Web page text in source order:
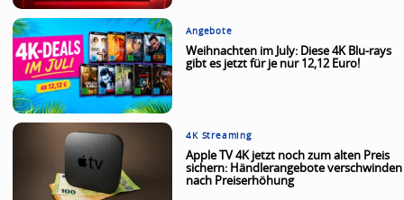
Angebote
Weihnachten im July: Diese 4K Blu-rays
gibt es jetzt für je nur 12,12 Euro!
4K Streaming
Apple TV 4K jetzt noch zum alten Preis
sichern: Händlerangebote verschwinden
nach Preiserhöhung